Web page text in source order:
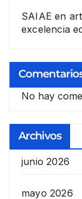
SAIAE en
excelencia
No hay
Archivos
junio 2026
mayo 2026